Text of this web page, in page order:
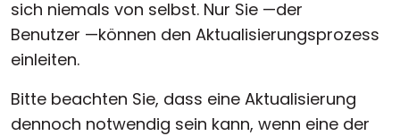
sich niemals von selbst. Nur Sie —der
Benutzer —können den Aktualisierungsprozess
einleiten.
Bitte beachten Sie, dass eine Aktualisierung
dennoch notwendig sein kann, wenn eine der
Cloud & On-Premise